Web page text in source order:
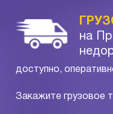
на
доступно,
Закажите грузовое